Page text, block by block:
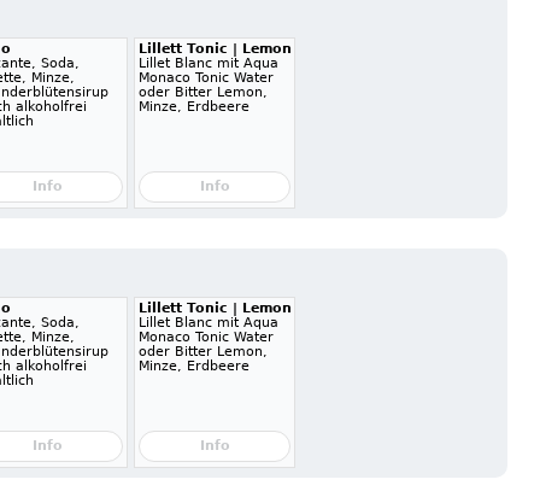
Soda,
Minze,
alkoholfrei
Info
Lillett Tonic | Lemon
Lillet Blanc mit Aqua
Monaco Tonic Water
oder Bitter Lemon,
Minze, Erdbeere
Info
Soda,
Minze,
alkoholfrei
Info
Lillett Tonic | Lemon
Lillet Blanc mit Aqua
Monaco Tonic Water
oder Bitter Lemon,
Minze, Erdbeere
Info